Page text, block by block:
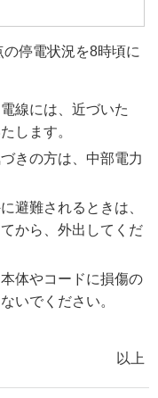
停電状況を8時頃に
線には、近づいた
します。
きの方は、中部電力
避難されるときは、
から、外出してくだ
体やコードに損傷の
いでください。
以上